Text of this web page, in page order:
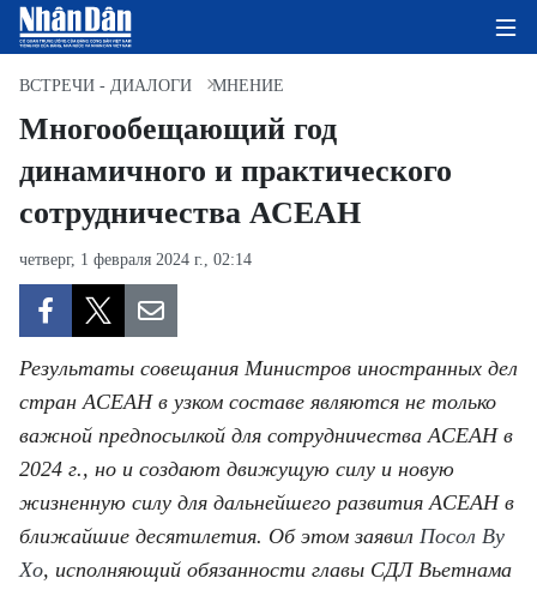
ГЛАВНАЯ СТРАНИЦА
ПОЛИТИКА
ДОБРО ПОЖАЛОВАТЬ ВО
ВЬЕТНАМ
ВСТРЕЧИ - ДИАЛОГИ МНЕНИЕ
Многообещающий год
динамичного и практического
сотрудничества АСЕАН
четверг, 1 февраля 2024 г., 02:14
Результаты совещания Министров иностранных дел
стран АСЕАН в узком составе являются не только
важной предпосылкой для сотрудничества АСЕАН в
2024 г., но и создают движущую силу и новую
жизненную силу для дальнейшего развития АСЕАН в
ближайшие десятилетия. Об этом заявил Посол Ву
Хо, исполняющий обязанности главы СДЛ Вьетнама